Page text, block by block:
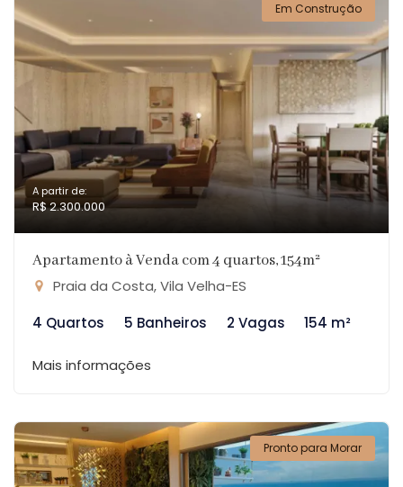
Em Construção
A partir de:
R$ 2.300.000
Apartamento à Venda com 4 quartos, 154m²
Praia da Costa, Vila Velha-ES
4 Quartos
5 Banheiros 2 Vagas 154 m²
Mais informações
Pronto para Morar